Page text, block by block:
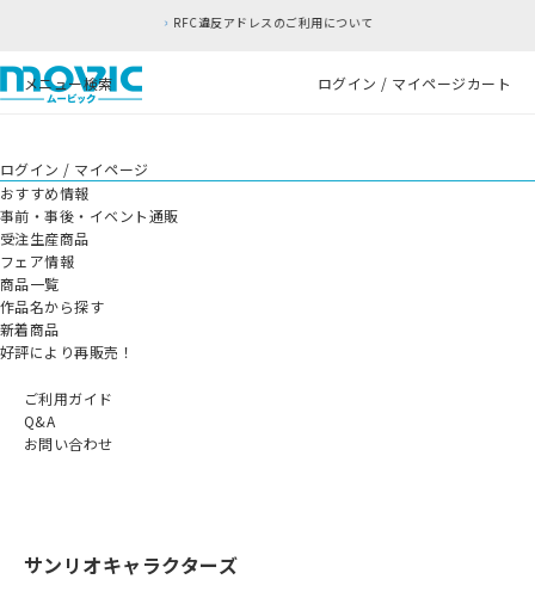
RFC違反アドレスのご利用について
メニュー検索 ログイン / マイページカート
ログイン / マイページ
おすすめ情報
事前・事後・イベント通販
受注生産商品
フェア情報
商品一覧
作品名から探す
新着商品
好評により再販売！
ご利用ガイド
Q&A
お問い合わせ
サンリオキャラクターズ